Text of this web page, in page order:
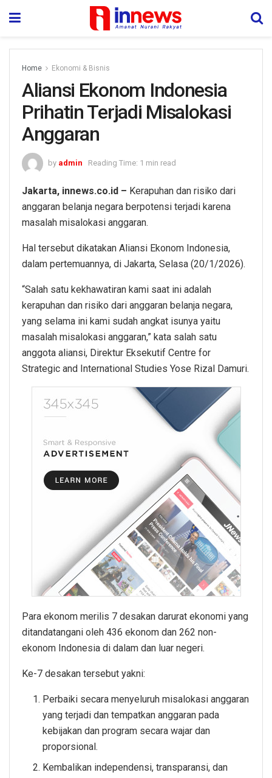
Home Ekonomi & Bisnis
Aliansi Ekonom Indonesia
Prihatin Terjadi Misalokasi
Anggaran
by admin Reading Time: 1 min read
Jakarta, innews.co.id – Kerapuhan dan risiko dari
anggaran belanja negara berpotensi terjadi karena
masalah misalokasi anggaran.
Hal tersebut dikatakan Aliansi Ekonom Indonesia,
dalam pertemuannya, di Jakarta, Selasa (20/1/2026).
“Salah satu kekhawatiran kami saat ini adalah
kerapuhan dan risiko dari anggaran belanja negara,
yang selama ini kami sudah angkat isunya yaitu
masalah misalokasi anggaran,” kata salah satu
anggota aliansi, Direktur Eksekutif Centre for
Strategic and International Studies Yose Rizal Damuri.
Para ekonom merilis 7 desakan darurat ekonomi yang
ditandatangani oleh 436 ekonom dan 262 non-
ekonom Indonesia di dalam dan luar negeri.
Ke-7 desakan tersebut yakni:
Perbaiki secara menyeluruh misalokasi anggaran
yang terjadi dan tempatkan anggaran pada
kebijakan dan program secara wajar dan
proporsional.
Kembalikan independensi, transparansi, dan